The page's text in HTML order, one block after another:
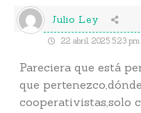
Julio Ley
22 abril, 2025 5:23 pm
Pareciera que está
que
cooperativistas,solo